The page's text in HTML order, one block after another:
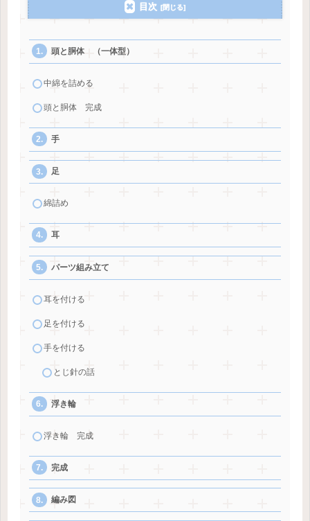
目次
頭と胴体 （一体型）
中綿を詰める
頭と胴体 完成
手
足
綿詰め
耳
パーツ組み立て
耳を付ける
足を付ける
手を付ける
とじ針の話
浮き輪
浮き輪 完成
完成
編み図